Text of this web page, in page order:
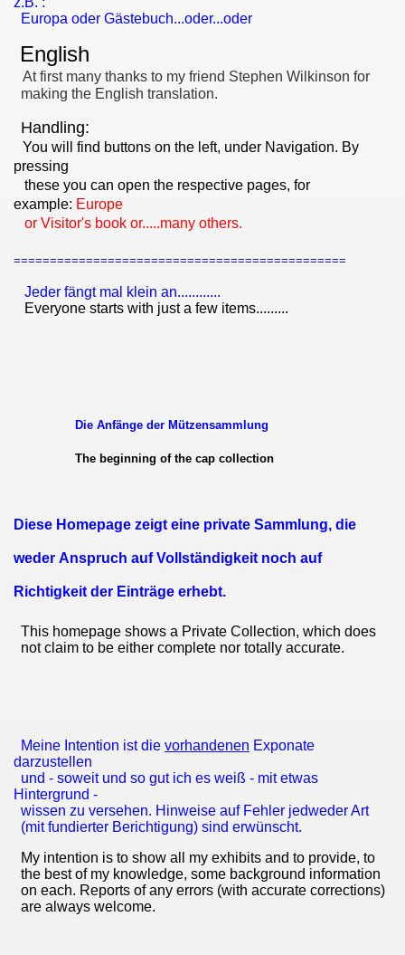
Europa oder Gästebuch...oder...oder
English
At first many thanks to my friend Stephen Wilkinson for
making the English translation.
Handling:
You will find buttons on the left, under Navigation. By
pressing
these you can open the respective pages, for
example: Europe
or Visitor's book or.....many others.
==============================================
Jeder fängt mal klein an............
Everyone starts with just a few items.........
Die Anfänge der Mützensammlung
The beginning of the cap collection
Diese Homepage zeigt eine private Sammlung, die
weder Anspruch auf Vollständigkeit noch auf
Richtigkeit der Einträge erhebt.
This homepage shows a Private Collection, which does
not claim to be either complete nor totally accurate.
Meine Intention ist die vorhandenen Exponate
darzustellen
und - soweit und so gut ich es weiß - mit etwas
Hintergrund -
wissen zu versehen. Hinweise auf Fehler jedweder Art
(mit fundierter Berichtigung) sind erwünscht.
My intention is to show all my exhibits and to provide, to
the best of my knowledge, some background information
on each. Reports of any errors (with accurate corrections)
are always welcome.